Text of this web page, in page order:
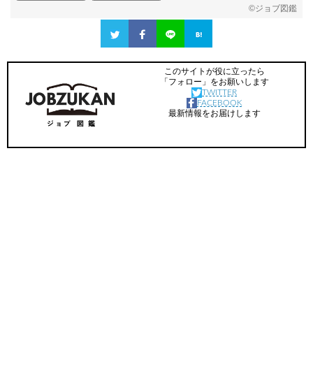
©ジョブ図鑑
このサイトが役に立ったら
「フォロー」をお願いします
TWITTER
FACEBOOK
最新情報をお届けします